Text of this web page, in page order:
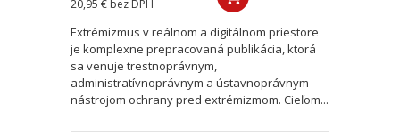
20,95 € bez DPH
Extrémizmus v reálnom a digitálnom priestore
je komplexne prepracovaná publikácia, ktorá
sa venuje trestnoprávnym,
administratívnoprávnym a ústavnoprávnym
nástrojom ochrany pred extrémizmom. Cieľom...